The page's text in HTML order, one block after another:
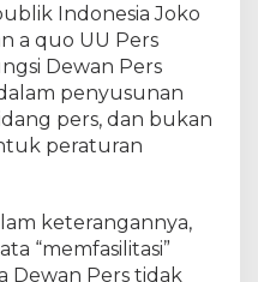
Indonesia Joko
a quo UU Pers
Dewan Pers
penyusunan
pers, dan bukan
peraturan
keterangannya,
“memfasilitasi”
Dewan Pers tidak